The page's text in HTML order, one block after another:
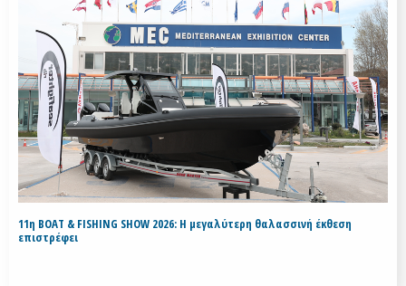
11η BOAT & FISHING SHOW 2026: Η μεγαλύτερη θαλασσινή έκθεση
επιστρέφει